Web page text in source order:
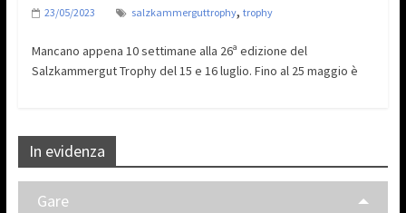
23/05/2023 salzkammerguttrophy, trophy
Mancano appena 10 settimane alla 26ª edizione del
Salzkammergut Trophy del 15 e 16 luglio. Fino al 25 maggio è
In evidenza
Gare